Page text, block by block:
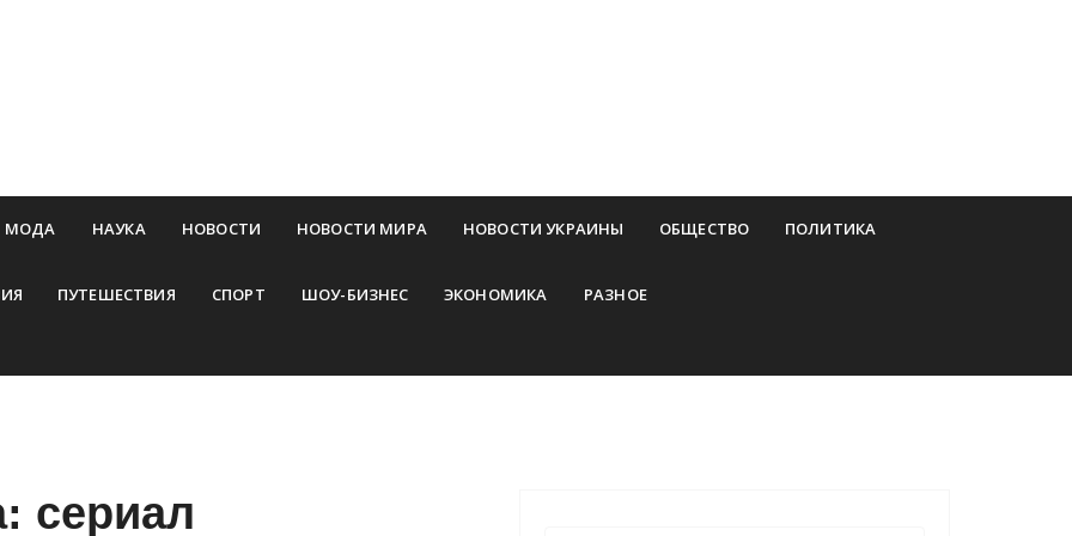
МОДА НАУКА НОВОСТИ НОВОСТИ МИРА НОВОСТИ УКРАИНЫ ОБЩЕСТВО ПОЛИТИКА
ПУТЕШЕСТВИЯ СПОРТ ШОУ-БИЗНЕС ЭКОНОМИКА РАЗНОЕ
сериал